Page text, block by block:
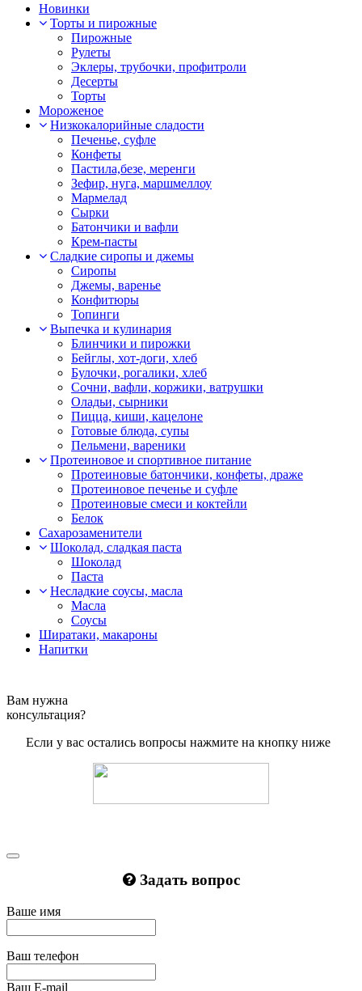
Новинки
Торты и пирожные
Пирожные
Рулеты
Эклеры, трубочки, профитроли
Десерты
Торты
Мороженое
Низкокалорийные сладости
Печенье, суфле
Конфеты
Пастила,безе, меренги
Зефир, нуга, маршмеллоу
Мармелад
Сырки
Батончики и вафли
Крем-пасты
Сладкие сиропы и джемы
Сиропы
Джемы, варенье
Конфитюры
Топинги
Выпечка и кулинария
Блинчики и пирожки
Бейглы, хот-доги, хлеб
Булочки, рогалики, хлеб
Сочни, вафли, коржики, ватрушки
Оладьи, сырники
Пицца, киши, кацелоне
Готовые блюда, супы
Пельмени, вареники
Протеиновое и спортивное питание
Протеиновые батончики, конфеты, драже
Протеиновое печенье и суфле
Протеиновые смеси и коктейли
Белок
Сахарозаменители
Шоколад, сладкая паста
Шоколад
Паста
Несладкие соусы, масла
Масла
Соусы
Ширатаки, макароны
Напитки
Вам нужна
консультация?
Если у вас остались вопросы нажмите на кнопку ниже
Задать вопрос
Ваше имя
Ваш телефон
Ваш E-mail